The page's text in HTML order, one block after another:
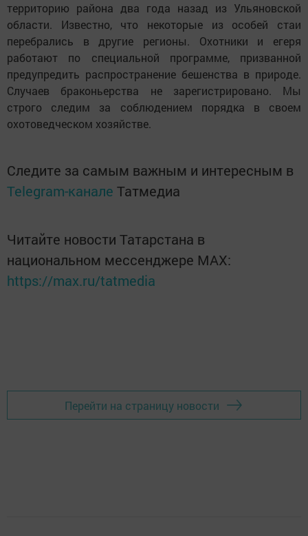
территорию района два года назад из Ульяновской
области. Известно, что некоторые из особей стаи
перебрались в другие регионы. Охотники и егеря
работают по специальной программе, призванной
предупредить распространение бешенства в природе.
Случаев браконьерства не зарегистрировано. Мы
строго следим за соблюдением порядка в своем
охотоведческом хозяйстве.
Следите за самым важным и интересным в
Telegram-канале Татмедиа
Читайте новости Татарстана в
национальном мессенджере MАХ:
https://max.ru/tatmedia
Перейти на страницу новости